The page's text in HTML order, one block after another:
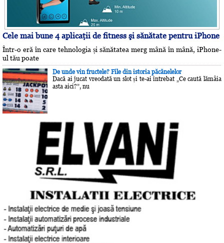
Cele mai bune 4 aplicaţii de fitness şi sănătate pentru iPhone
Într-o eră în care tehnologia și sănătatea merg mână în mână, iPhone-
ul tău poate
De unde vin fructele? File din istoria păcănelelor
Dacă ai jucat vreodată un slot și te-ai întrebat „Ce caută lămâia
asta aici?”, nu